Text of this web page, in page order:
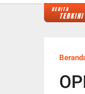
BERITA
TERKINI
Sinergi P4GN di Sarolangun,